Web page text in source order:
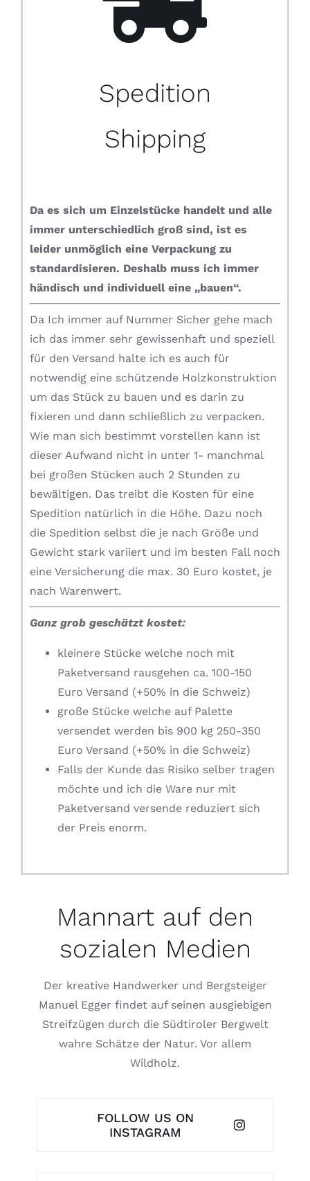
Spedition
Shipping
Da es sich um Einzelstücke handelt und alle
immer unterschiedlich groß sind, ist es
leider unmöglich eine Verpackung zu
standardisieren. Deshalb muss ich immer
händisch und individuell eine „bauen“.
Da Ich immer auf Nummer Sicher gehe mach
ich das immer sehr gewissenhaft und speziell
für den Versand halte ich es auch für
notwendig eine schützende Holzkonstruktion
um das Stück zu bauen und es darin zu
fixieren und dann schließlich zu verpacken.
Wie man sich bestimmt vorstellen kann ist
dieser Aufwand nicht in unter 1- manchmal
bei großen Stücken auch 2 Stunden zu
bewältigen. Das treibt die Kosten für eine
Spedition natürlich in die Höhe. Dazu noch
die Spedition selbst die je nach Größe und
Gewicht stark variiert und im besten Fall noch
eine Versicherung die max. 30 Euro kostet, je
nach Warenwert.
Ganz grob geschätzt kostet:
kleinere Stücke welche noch mit
Paketversand rausgehen ca. 100-150
Euro Versand (+50% in die Schweiz)
große Stücke welche auf Palette
versendet werden bis 900 kg 250-350
Euro Versand (+50% in die Schweiz)
Falls der Kunde das Risiko selber tragen
möchte und ich die Ware nur mit
Paketversand versende reduziert sich
der Preis enorm.
Mannart auf den
sozialen Medien
Der kreative Handwerker und Bergsteiger
Manuel Egger findet auf seinen ausgiebigen
Streifzügen durch die Südtiroler Bergwelt
wahre Schätze der Natur. Vor allem
Wildholz.
FOLLOW US ON
INSTAGRAM